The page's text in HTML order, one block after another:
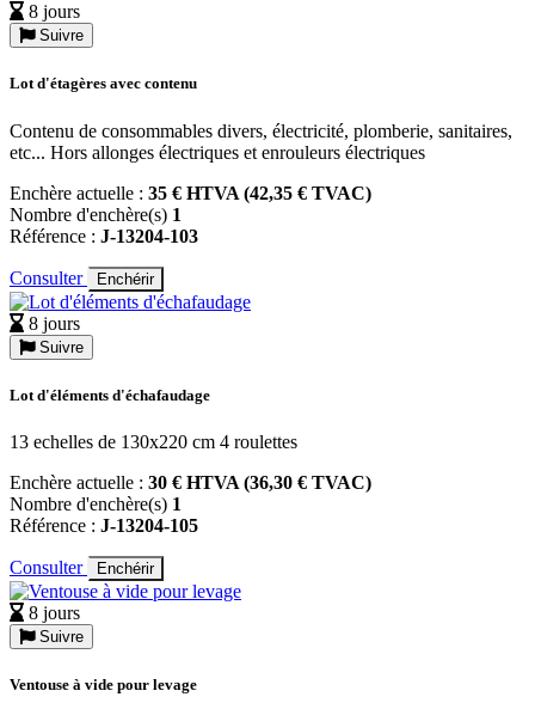
8 jours
Suivre
Lot d'étagères avec contenu
Contenu de consommables divers, électricité, plomberie, sanitaires,
etc... Hors allonges électriques et enrouleurs électriques
Enchère actuelle : 35 € HTVA (42,35 € TVAC)
Nombre d'enchère(s) 1
Référence : J-13204-103
Consulter Enchérir
8 jours
Suivre
Lot d'éléments d'échafaudage
13 echelles de 130x220 cm 4 roulettes
Enchère actuelle : 30 € HTVA (36,30 € TVAC)
Nombre d'enchère(s) 1
Référence : J-13204-105
Consulter Enchérir
8 jours
Suivre
Ventouse à vide pour levage